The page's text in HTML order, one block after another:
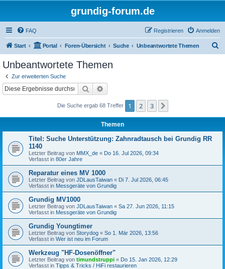
grundig-forum.de
FAQ Anmelden
Registrieren
Start Portal Foren-Übersicht Suche Unbeantwortete Themen
Unbeantwortete Themen
Zur erweiterten Suche
Suche
Die Suche ergab 68 Treffer 1 2 3
Themen
Titel: Suche Unterstützung: Zahnradtausch bei Grundig RR
1140
Letzter Beitrag von MMX_de « Do 16. Jul 2026, 09:34
Verfasst in 80er Jahre
Reparatur eines MV 1000
Letzter Beitrag von JDLausTaiwan « Di 7. Jul 2026, 06:45
Verfasst in Messgeräte von Grundig
Grundig MV1000
Letzter Beitrag von JDLausTaiwan « Sa 27. Jun 2026, 11:15
Verfasst in Messgeräte von Grundig
Grundig Youngtimer
Letzter Beitrag von Storydog « So 1. Mär 2026, 13:56
Verfasst in Wer ist neu im Forum
Werkzeug "HF-Dosenöffner"
Letzter Beitrag von timundstruppi « Do 15. Jan 2026, 12:29
Verfasst in Tipps & Tricks / HiFi restaurieren